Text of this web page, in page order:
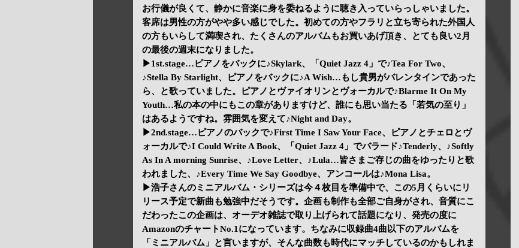
お行儀が良くて、静かに音楽に身を委ねるように聴き入っていらっしゃいました。
客席は男性の方がやや多い感じでした。初めての方やフラリと立ち寄られた外国人
の方もいらして満喫され、たくさんのアルバムもお買いあげ頂き、とても良い2月
の最後の週末になりました。
▶1st.stage…ピアノをバックに♪Skylark、「Quiet Jazz 4」で♪Tea For Two、
♪Stella By Starlight、ピアノをバックに♪A Wish…もし貴男がバレンタインであった
ら、と歌っていました。ピアノとヴァイオリンとヴォーカルで♪Blarme It On My
Youth…私の本の中にもこの章がありますけど、誰にも思い当たる「若気の至り」
はあるようですね。雰囲気を変えて♪Night and Day。
▶2nd.stage…ピアノのバックで♪First Time I Saw Your Face、ピアノとチェロとヴ
ォーカルで♪I Could Write A Book、「Quiet Jazz 4」でバラード♪Tenderly、♪Softly
As In A morning Sunrise、♪Love Letter、♪Lula…皆さまご存じの曲をゆったりと歌
われました、♪Every Time We Say Goodbye、アンコールは♪Mona Lisa。
▶浩子さんのミニアルバム・シリーズは今４枚目を準備中で、この5月くらいにリ
リース予定で新曲も勉強中だそうです。企画も制作も全部ご自身がされ、音質にこ
だわったこの企画は、オーデオ雑誌で取り上げられて話題になり、発売の度に
AmazonのチャートNo.1になっています。ちなみに収録曲4曲以下のアルバムを
「ミニアルバム」と言いますが、そんな曲数も時代にマッチしているのかもしれま